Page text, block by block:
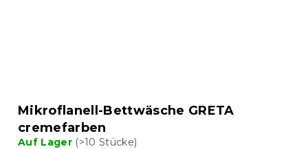
Mikroflanell-Bettwäsche GRETA
cremefarben
Auf Lager (>10 Stücke)